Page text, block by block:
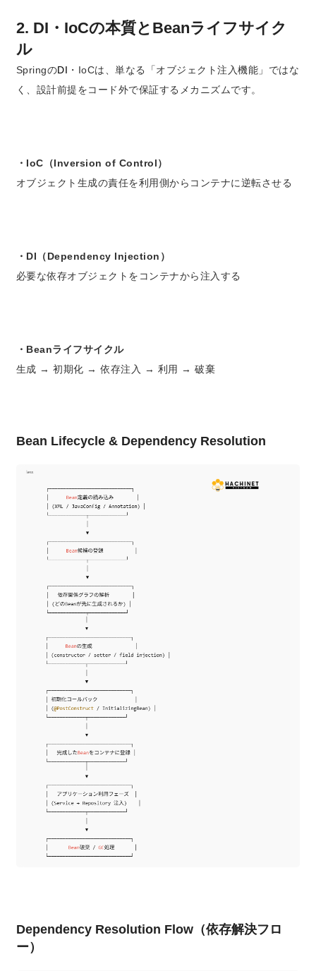
2. DI・IoCの本質とBeanライフサイク
ル
SpringのDI ・IoCは、単なる「オブジェクト注入機能」ではな
く、 設計前提をコード外で保証するメカニズムです。
・IoC（Inversion of Control）
オブジェクト生成の責任を利用側からコンテナに逆転させる
・DI（Dependency Injection）
必要な依存オブジェクトをコンテナから注入する
・Beanライフサイクル
生成 → 初期化 → 依存注入 → 利用 → 破棄
Bean Lifecycle & Dependency Resolution
Dependency Resolution Flow（依存解決フロ
ー）